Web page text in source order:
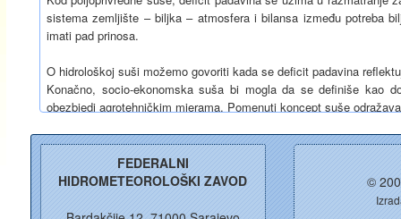
sistema zemljište – biljka – atmosfera i bilansa između potreba
imati pad prinosa.
O hidrološkoj suši možemo govoriti kada se deficit padavina
Konačno, socio-ekonomska suša bi mogla da se definiše kao
obezbjedi agrotehničkim mjerama. Pomenuti koncept suše
Indeks suše
FEDERALNI
HIDROMETEOROLOŠKI ZAVOD
©